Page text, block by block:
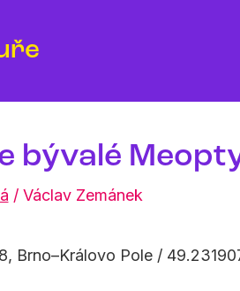
bývalé Meopty
/ Václav Zemánek
Brno–Královo Pole /